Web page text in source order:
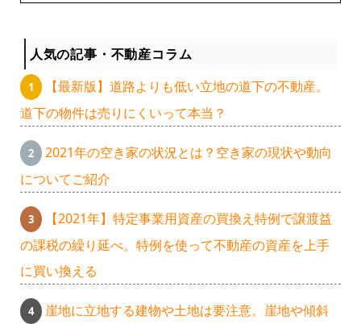
人気の記事・不動産コラム
【最新版】道路よりも低い立地の道下の不動産。
道下の物件は売りにくいって本当？
2021年の空き家の状況とは？空き家の現状や動向
についてご紹介
【2021年】特定事業用資産の買換え特例で譲渡益
の課税の繰り延べ。特例を使って不動産の資産を上手
に買い換える
崖地に立地する建物や土地は要注意。崖地や傾斜